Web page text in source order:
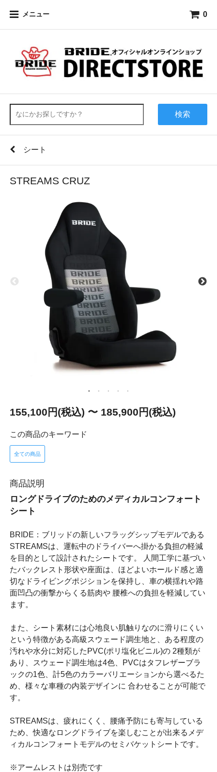
メニュー 0
検索
シート
STREAMS CRUZ
155,100円(税込) 〜 185,900円(税込)
この商品のキーワード
全ての商品
商品説明
ロングドライブのためのメディカルコンフォート
シート
BRIDE：ブリッドの新しいフラッグシップモデルである
STREAMSは、運転中のドライバーへ掛かる負担の軽減
を目的として設計されたシートです。 人間工学に基づい
たバックレスト形状や座面は、ほどよいホールド感と適
切なドライビングポジションを保持し、車の横揺れや路
面凹凸の衝撃からくる筋肉や 腰椎への負担を軽減してい
ます。
また、シート素材には心地良い肌触りなのに滑りにくい
という特徴がある高級スウェード調生地と、ある程度の
汚れや水分に対応したPVC(ポリ塩化ビニル)の 2種類が
あり、スウェード調生地は4色、PVCはタフレザーブラ
ックの1色、計5色のカラーバリエーションから選べるた
め、様々な車種の内装デザインに 合わせることが可能で
す。
STREAMSは、疲れにくく、腰痛予防にも寄与している
ため、快適なロングドライブを楽しむことが出来るメデ
ィカルコンフォートモデルのセミバケットシートです。
※アームレストは別売です